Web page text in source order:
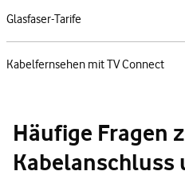
Glasfaser-Tarife
Kabelfernsehen mit TV Connect
Häufige Fragen
Kabelanschluss